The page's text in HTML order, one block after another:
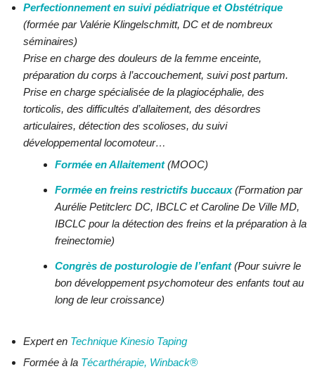
Perfectionnement en suivi pédiatrique et Obstétrique
(formée par Valérie Klingelschmitt, DC et de nombreux
séminaires)
Prise en charge des douleurs de la femme enceinte,
préparation du corps à l’accouchement, suivi post partum.
Prise en charge spécialisée de la plagiocéphalie, des
torticolis, des difficultés d’allaitement, des désordres
articulaires, détection des scolioses, du suivi
développemental locomoteur…
Formée en Allaitement(MOOC)
Formée en freins restrictifs buccaux(Formation par
Aurélie Petitclerc DC, IBCLC et Caroline De Ville MD,
IBCLC pour la détection des freins et la préparation à la
freinectomie)
Congrès de posturologie de l’enfant(Pour suivre le
bon développement psychomoteur des enfants tout au
long de leur croissance)
Expert en Technique Kinesio Taping
Formée à la Técarthérapie, Winback®